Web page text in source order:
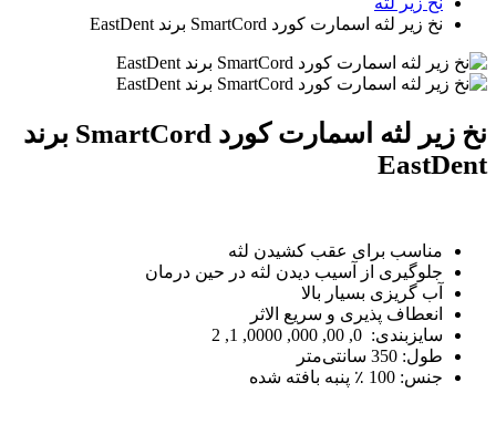
نخ زیر لثه اسمارت کورد SmartCord برند EastDent
نخ زیر لثه اسمارت کورد SmartCord برند
EastDent
مناسب برای عقب کشیدن لثه
جلوگیری از آسیب دیدن لثه در حین درمان
آب گریزی بسیار بالا
انعطاف پذیری و سریع الاثر
سایزبندی: 0, 00, 000, 0000, 1, 2
طول: 350 سانتی‌متر
جنس: 100 ٪ پنبه بافته شده